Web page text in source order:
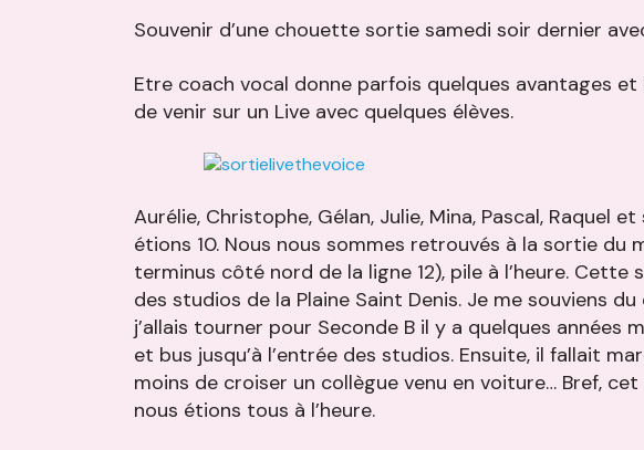
Souvenir d’une chouette sortie samedi soir dernier
Etre coach vocal donne parfois quelques avantages
de venir sur un Live avec quelques élèves.
Aurélie, Christophe, Gélan, Julie, Mina, Pascal, Raquel
étions 10. Nous nous sommes retrouvés à la sortie du
terminus côté nord de la ligne 12), pile à l’heure. Cette
des studios de la Plaine Saint Denis. Je me souviens
j’allais tourner pour Seconde B il y a quelques années
et bus jusqu’à l’entrée des studios. Ensuite, il fallait
moins de croiser un collègue venu en voiture… Bref,
nous étions tous à l’heure.